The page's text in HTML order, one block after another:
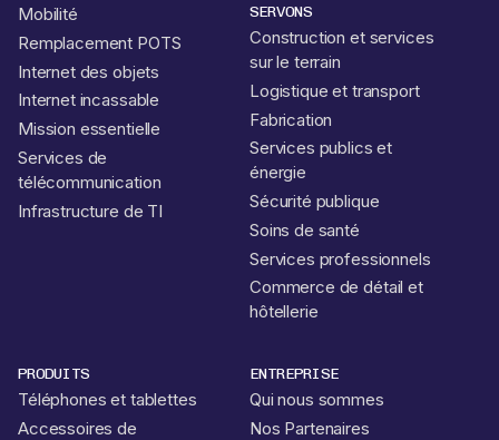
Mobilité
Remplacement POTS
Internet des objets
Internet incassable
Mission essentielle
Services de
télécommunication
Infrastructure de TI
SERVONS
Construction et services
sur le terrain
Logistique et transport
Fabrication
Services publics et
énergie
Sécurité publique
Soins de santé
Services professionnels
Commerce de détail et
hôtellerie
PRODUITS
Téléphones et tablettes
Accessoires de
ENTREPRISE
Qui nous sommes
Nos Partenaires